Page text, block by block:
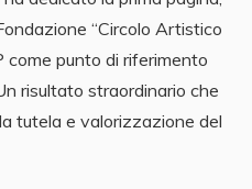
“Circolo Artistico
come punto di riferimento
risultato straordinario che
tutela e valorizzazione del